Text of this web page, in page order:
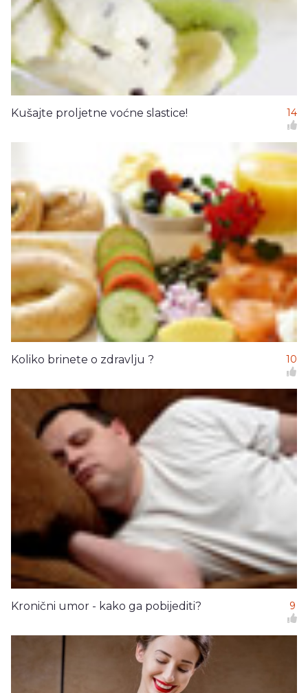
Kušajte proljetne voćne slastice! 14
Koliko brinete o zdravlju ? 10
Kronični umor - kako ga pobijediti? 9